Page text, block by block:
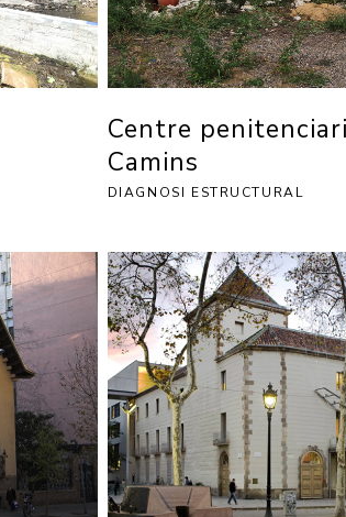
Centre
Camins
DIAGNOSI ESTRUCTURAL